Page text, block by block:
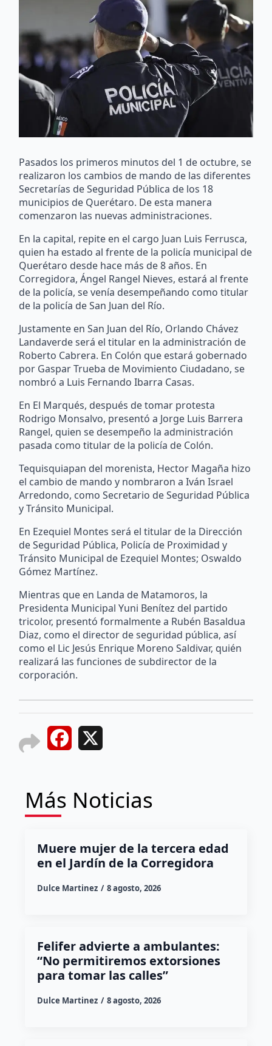
Pasados los primeros minutos del 1 de octubre, se
realizaron los cambios de mando de las diferentes
Secretarías de Seguridad Pública de los 18
municipios de Querétaro. De esta manera
comenzaron las nuevas administraciones.
En la capital, repite en el cargo Juan Luis Ferrusca,
quien ha estado al frente de la policía municipal de
Querétaro desde hace más de 8 años. En
Corregidora, Ángel Rangel Nieves, estará al frente
de la policía, se venía desempeñando como titular
de la policía de San Juan del Río.
Justamente en San Juan del Río, Orlando Chávez
Landaverde será el titular en la administración de
Roberto Cabrera. En Colón que estará gobernado
por Gaspar Trueba de Movimiento Ciudadano, se
nombró a Luis Fernando Ibarra Casas.
En El Marqués, después de tomar protesta
Rodrigo Monsalvo, presentó a Jorge Luis Barrera
Rangel, quien se desempeño la administración
pasada como titular de la policía de Colón.
Tequisquiapan del morenista, Hector Magaña hizo
el cambio de mando y nombraron a Iván Israel
Arredondo, como Secretario de Seguridad Pública
y Tránsito Municipal.
En Ezequiel Montes será el titular de la Dirección
de Seguridad Pública, Policía de Proximidad y
Tránsito Municipal de Ezequiel Montes; Oswaldo
Gómez Martínez.
Mientras que en Landa de Matamoros, la
Presidenta Municipal Yuni Benítez del partido
tricolor, presentó formalmente a Rubén Basaldua
Diaz, como el director de seguridad pública, así
como el Lic Jesús Enrique Moreno Saldivar, quién
realizará las funciones de subdirector de la
corporación.
Facebook
Más Noticias
Muere mujer de la tercera edad
en el Jardín de la Corregidora
Dulce Martinez 8 agosto, 2026
Felifer advierte a ambulantes:
“No permitiremos extorsiones
para tomar las calles”
Dulce Martinez 8 agosto, 2026